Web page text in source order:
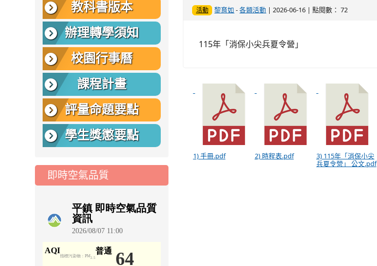
活動 黎育如 -各類活動 | 2026-06-16 | 點閱數： 72
115年「消保小尖兵夏令營」
1) 手冊.pdf 2) 時程表.pdf
3) 115年「消保小尖
兵夏令營」 公文.pdf
教科書版本
辦理轉學須知
校園行事曆
課程計畫
評量命題要點
學生獎懲要點
即時空氣品質